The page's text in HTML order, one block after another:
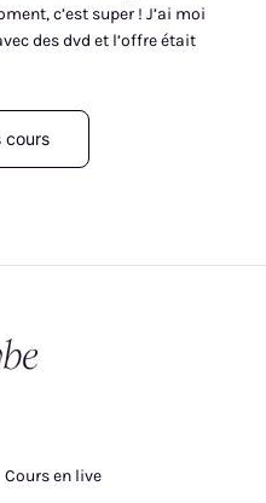
c’est super ! J’ai moi
des dvd et l’offre était
cours
Cours en live